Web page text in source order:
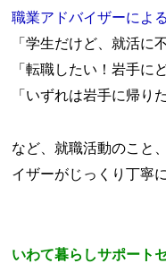
職業アドバイザーによ
「学生だけど、就活に
「転職したい！岩手に
「いずれは岩手に帰り
など、就職活動のこと
イザーがじっくり丁寧
いわて暮らしサポート